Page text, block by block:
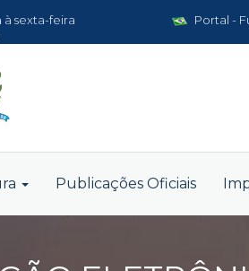
à sexta-feira
Portal -
Publicações Oficiais